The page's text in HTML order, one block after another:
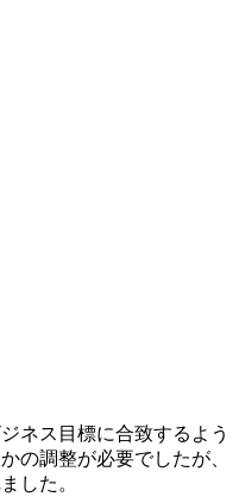
ネス目標に合致するよう
の調整が必要でしたが、
した。